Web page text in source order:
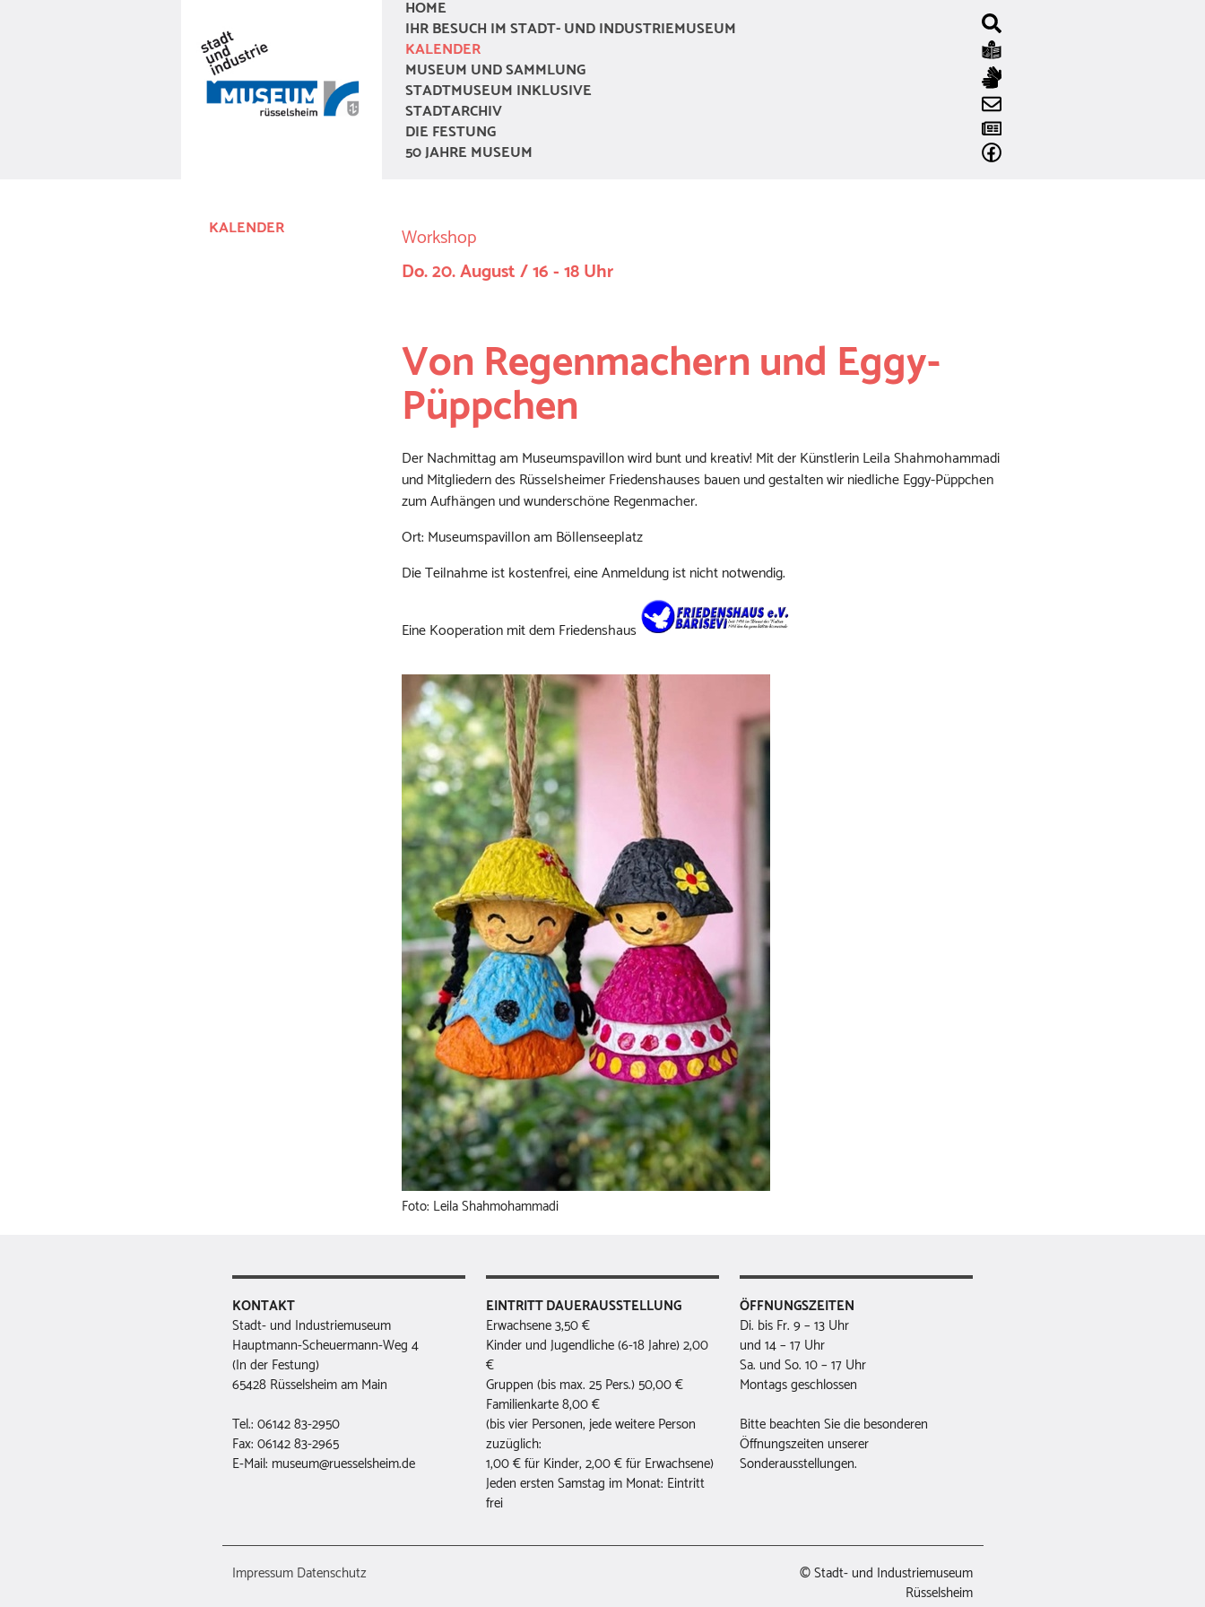
HOME
IHR BESUCH IM STADT- UND INDUSTRIEMUSEUM
KALENDER
MUSEUM UND SAMMLUNG
STADTMUSEUM INKLUSIVE
STADTARCHIV
DIE FESTUNG
50 JAHRE MUSEUM
Workshop
Do. 20. August / 16 - 18 Uhr
Von Regenmachern und Eggy-
Püppchen
Der Nachmittag am Museumspavillon wird bunt und kreativ! Mit der Künstlerin Leila Shahmohammadi
und Mitgliedern des Rüsselsheimer Friedenshauses bauen und gestalten wir niedliche Eggy-Püppchen
zum Aufhängen und wunderschöne Regenmacher.
Ort: Museumspavillon am Böllenseeplatz
Die Teilnahme ist kostenfrei, eine Anmeldung ist nicht notwendig.
Eine Kooperation mit dem Friedenshaus
Foto: Leila Shahmohammadi
KALENDER
KONTAKT
Stadt- und Industriemuseum
Hauptmann-Scheuermann-Weg 4
(In der Festung)
65428 Rüsselsheim am Main
Tel.: 06142 83-2950
Fax: 06142 83-2965
E-Mail: museum@ruesselsheim.de
EINTRITT DAUERAUSSTELLUNG
Erwachsene 3,50 €
Kinder und Jugendliche (6-18 Jahre) 2,00
€
Gruppen (bis max. 25 Pers.) 50,00 €
Familienkarte 8,00 €
(bis vier Personen, jede weitere Person
zuzüglich:
1,00 € für Kinder, 2,00 € für Erwachsene)
Jeden ersten Samstag im Monat: Eintritt
frei
ÖFFNUNGSZEITEN
Di. bis Fr. 9 – 13 Uhr
und 14 – 17 Uhr
Sa. und So. 10 – 17 Uhr
Montags geschlossen
Bitte beachten Sie die besonderen
Öffnungszeiten unserer
Sonderausstellungen.
Impressum Datenschutz
© Stadt- und Industriemuseum
Rüsselsheim